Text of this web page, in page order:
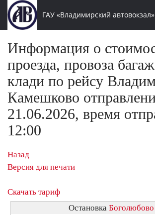
ГАУ «Владимирский автовокзал»
Информация о
проезда, провоза
клади по рейсу
Камешково
21.06.2026, время
12:00
Назад
Версия для печати
Скачать тариф
Остановка Боголюбово